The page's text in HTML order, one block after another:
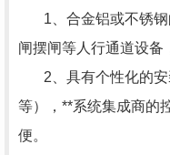
1、合金铝或不锈
闸摆闸等人行通道设备
2、具有个性化的
等），**系统集成商的
便。